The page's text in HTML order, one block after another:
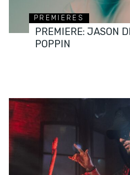
PREMIERES
PREMIERE: JASON
POPPIN